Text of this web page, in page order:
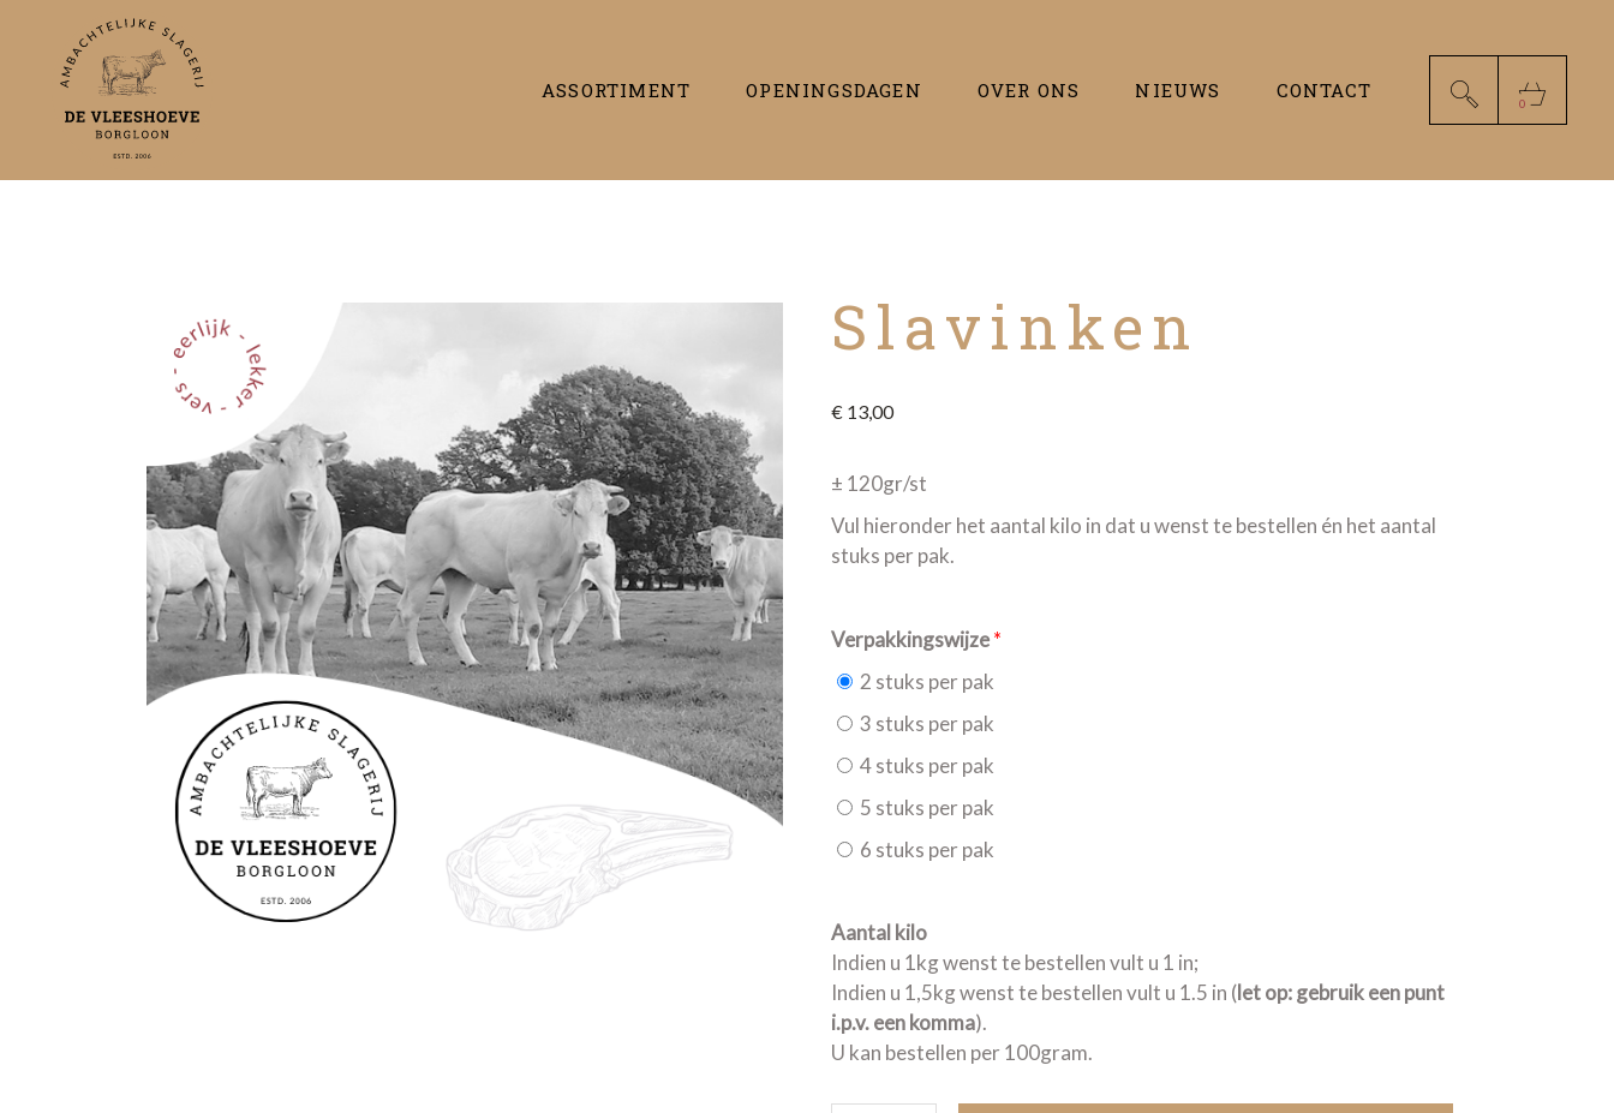
ASSORTIMENT
BUFFETTEN
CHARCUTERIE
GEBAKKEN
KALFSVLEES
KONIJN
PANKLAAR
RUND/VARKENS
RUNDSPAKKET
RUNDVLEES
VARKENSVLEES
OPENINGSDAGEN OVER ONS NIEUWS CONTACT
0
BARBECUE
BEREIDINGEN
PANKLAAR
RUND/VARKENS
RUNDVLEES
VARKENSVLEES
Slavinken
€ 13,00
± 120gr/st
Vul hieronder het aantal kilo in dat u wenst te bestellen én het aantal
stuks per pak.
Verpakkingswijze*
2 stuks per pak
3 stuks per pak
4 stuks per pak
5 stuks per pak
6 stuks per pak
Aantal kilo
Indien u 1kg wenst te bestellen vult u 1 in;
Indien u 1,5kg wenst te bestellen vult u 1.5 in (let op: gebruik een punt
i.p.v. een komma).
U kan bestellen per 100gram.